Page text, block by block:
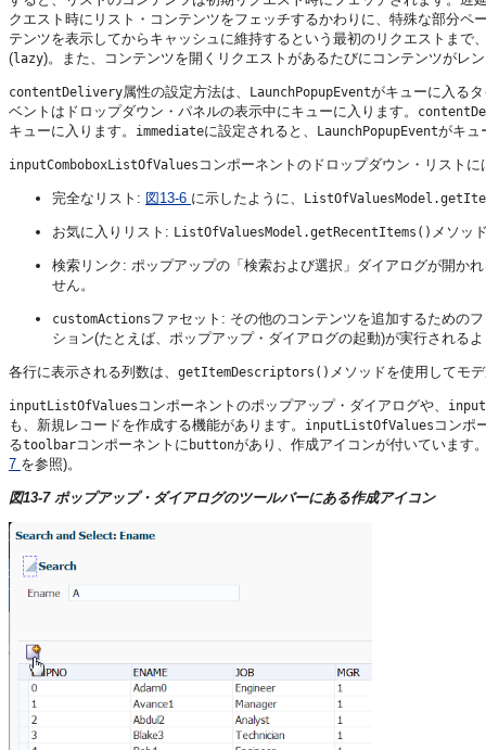
クエスト時にリスト・コンテンツをフェッチするかわりに、特殊な部分
テンツを表示してからキャッシュに維持するという最初のリクエストま
(lazy)。また、コンテンツを開くリクエストがあるたびにコンテンツがレ
contentDelivery属性の設定方法は、 LaunchPopupEventがキューに入る
ベントはドロップダウン・パネルの表示中にキューに入ります。
キューに入ります。 immediateに設定されると、 LaunchPopupEventがキュ
inputComboboxListOfValues コンポーネントのドロップダウン・リスト
完全なリスト: 図13-6 に示したように、
お気に入りリスト: ListOfValuesModel.getRecentItems() メソッ
検索リンク: ポップアップの「検索および選択」ダイアログが開か
せん。
customActionsファセット: その他のコンテンツを追加するための
ション(たとえば、ポップアップ・ダイアログの起動)が実行される
各行に表示される列数は、 getItemDescriptors() メソッドを使用してモ
inputListOfValues コンポーネントのポップアップ・ダイアログや、
も、新規レコードを作成する機能があります。 inputListOfValues コンポ
るtoolbarコンポーネントに buttonがあり、作成アイコンが付いています
7 を参照)。
図13-7 ポップアップ・ダイアログのツールバーにある作成アイコン